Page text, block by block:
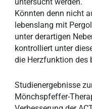
Könnten denn nicht
lebenslang mit
unter derartigen
kontrolliert unter
die Herzfunktion des
Studienergebnisse
Mönchspfeffer-